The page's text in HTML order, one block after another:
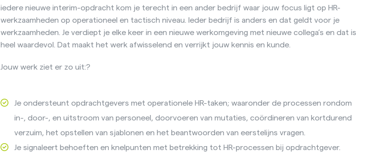
iedere nieuwe interim-opdracht kom je terecht in een ander bedrijf waar jouw focus ligt op HR-
werkzaamheden op operationeel en tactisch niveau. Ieder bedrijf is anders en dat geldt voor je
werkzaamheden. Je verdiept je elke keer in een nieuwe werkomgeving met nieuwe collega’s en dat is
heel waardevol. Dat maakt het werk afwisselend en verrijkt jouw kennis en kunde.
Jouw werk ziet er zo uit:?
Je ondersteunt opdrachtgevers met operationele HR-taken; waaronder de processen rondom
in-, door-, en uitstroom van personeel, doorvoeren van mutaties, coördineren van kortdurend
verzuim, het opstellen van sjablonen en het beantwoorden van eerstelijns vragen.
Je signaleert behoeften en knelpunten met betrekking tot HR-processen bij opdrachtgever.